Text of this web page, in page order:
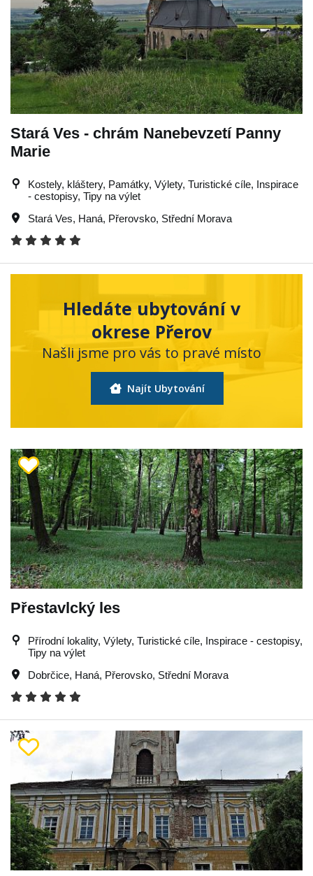
Stará Ves - chrám Nanebevzetí Panny
Marie
Kostely, kláštery, Památky, Výlety, Turistické cíle, Inspirace
- cestopisy, Tipy na výlet
Stará Ves, Haná, Přerovsko, Střední Morava
Hledáte ubytování v
okrese Přerov
Našli jsme pro vás to pravé místo
Najít Ubytování
Přestavlcký les
Přírodní lokality, Výlety, Turistické cíle, Inspirace - cestopisy,
Tipy na výlet
Dobrčice, Haná, Přerovsko, Střední Morava